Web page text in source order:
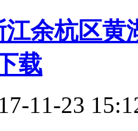
江余杭区
载
11-23